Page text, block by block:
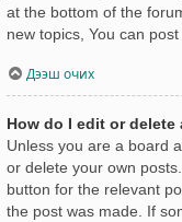
at the bottom of the
new topics, You can
Дээш очих
How do I edit or delete
Unless you are a board
or delete your own
button for the relevant
the post was made. If